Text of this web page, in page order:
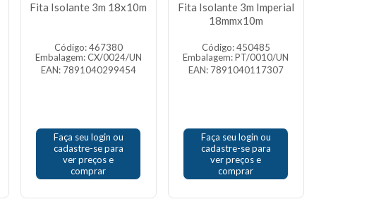
Fita Isolante 3m 18x10m
Código: 467380
Embalagem: CX/0024/UN
EAN: 7891040299454
Faça seu login ou
cadastre-se para
ver preços e
comprar
Fita Isolante 3m Imperial
18mmx10m
Código: 450485
Embalagem: PT/0010/UN
EAN: 7891040117307
Faça seu login ou
cadastre-se para
ver preços e
comprar